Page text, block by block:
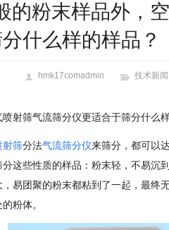
的粉末样品外，
什么样的样品？
hmk17comadmin 技术新闻
射筛气流筛分仪更适合于筛分什么
射筛分法气流筛分仪来筛分，都可以
这些性质的样品：粉末轻，不易沉
易团聚的粉末都粘到了一起，最终
粉体。